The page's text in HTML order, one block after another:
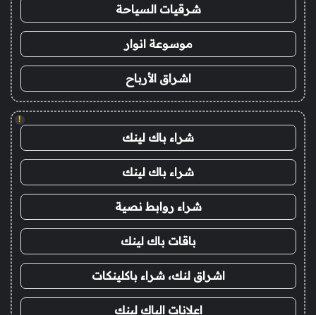
شرقيات السياحة
موسوعة انوار
اشراق الأرباح
!
شراء باك لينك
شراء باك لينك
شراء روابط نصية
باقات باك لينك
اشراق لنك، شراء باكلينكات
اعلانات الباك لينك